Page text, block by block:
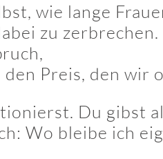
wie lange
zu zerbrechen.
Preis, den wir
Du gibst
Wo bleibe ich